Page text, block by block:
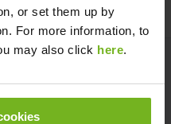
or set them up by
For more information, to
may also click here.
interesar